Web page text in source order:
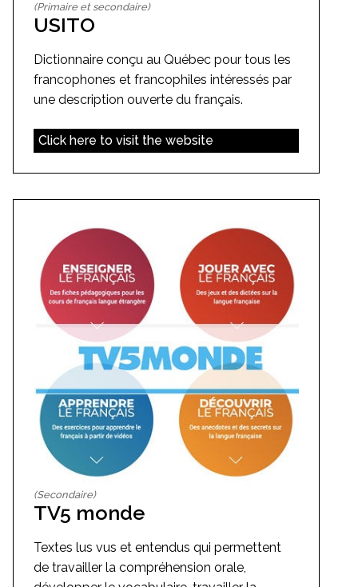
(Primaire et secondaire)
USITO
Dictionnaire conçu au Québec pour tous les
francophones et francophiles intéressés par
une description ouverte du français.
Click here to visit the website
(Secondaire)
TV5 monde
Textes lus vus et entendus qui permettent
de travailler la compréhension orale,